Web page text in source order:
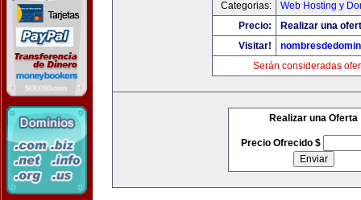
Categorias:
Web Hosting y
Precio:
Realizar una
Visitar!
Serán consideradas
Realizar una Oferta
Precio Ofrecido $